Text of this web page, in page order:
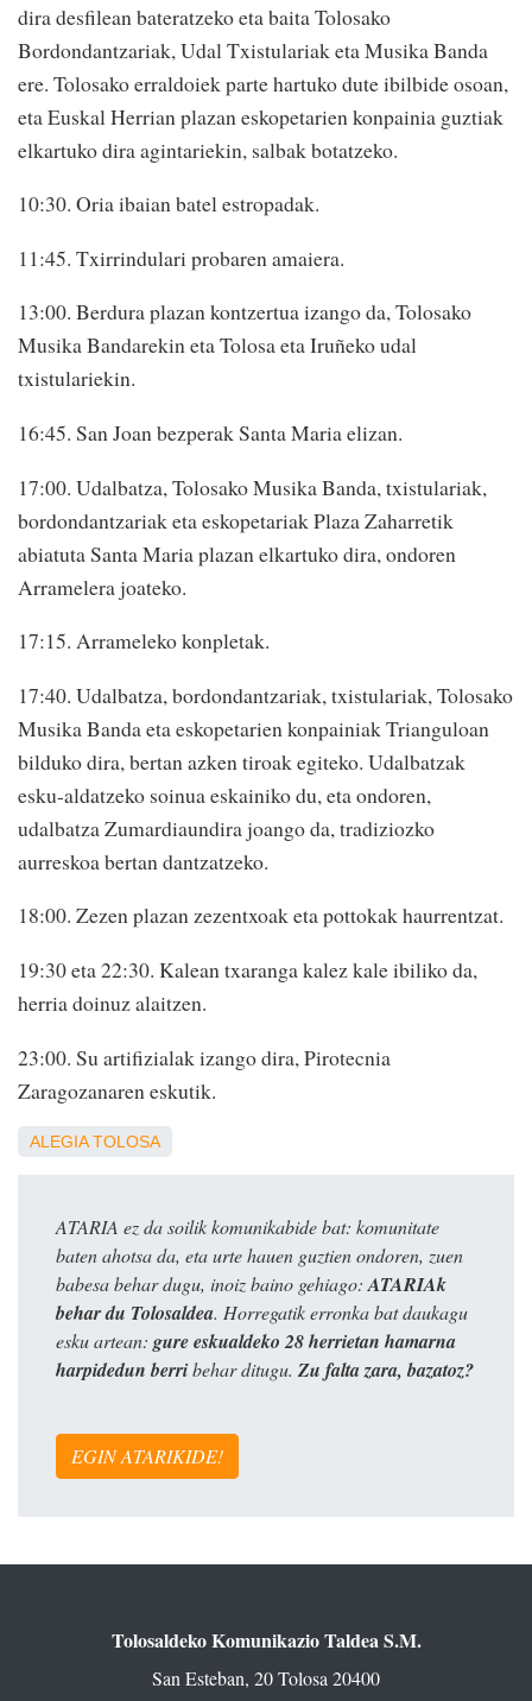
dira desfilean bateratzeko eta baita Tolosako
Bordondantzariak, Udal Txistulariak eta Musika Banda
ere. Tolosako erraldoiek parte hartuko dute ibilbide osoan,
eta Euskal Herrian plazan eskopetarien konpainia guztiak
elkartuko dira agintariekin, salbak botatzeko.
10:30. Oria ibaian batel estropadak.
11:45. Txirrindulari probaren amaiera.
13:00. Berdura plazan kontzertua izango da, Tolosako
Musika Bandarekin eta Tolosa eta Iruñeko udal
txistulariekin.
16:45. San Joan bezperak Santa Maria elizan.
17:00. Udalbatza, Tolosako Musika Banda, txistulariak,
bordondantzariak eta eskopetariak Plaza Zaharretik
abiatuta Santa Maria plazan elkartuko dira, ondoren
Arramelera joateko.
17:15. Arrameleko konpletak.
17:40. Udalbatza, bordondantzariak, txistulariak, Tolosako
Musika Banda eta eskopetarien konpainiak Trianguloan
bilduko dira, bertan azken tiroak egiteko. Udalbatzak
esku-aldatzeko soinua eskainiko du, eta ondoren,
udalbatza Zumardiaundira joango da, tradiziozko
aurreskoa bertan dantzatzeko.
18:00. Zezen plazan zezentxoak eta pottokak haurrentzat.
19:30 eta 22:30. Kalean txaranga kalez kale ibiliko da,
herria doinuz alaitzen.
23:00. Su artifizialak izango dira, Pirotecnia
Zaragozanaren eskutik.
ALEGIA TOLOSA
ATARIA ez da soilik komunikabide bat: komunitate
baten ahotsa da, eta urte hauen guztien ondoren, zuen
babesa behar dugu, inoiz baino gehiago: ATARIAk
behar du Tolosaldea. Horregatik erronka bat daukagu
esku artean: gure eskualdeko 28 herrietan hamarna
harpidedun berribehar ditugu. Zu falta zara, bazatoz?
EGIN ATARIKIDE!
Tolosaldeko Komunikazio Taldea S.M.
San Esteban, 20 Tolosa 20400